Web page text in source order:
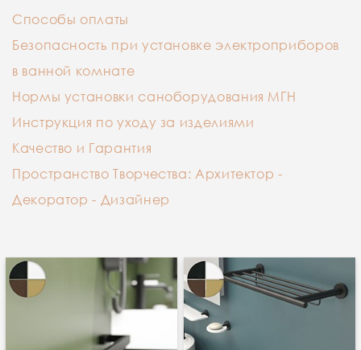
Способы оплаты
Безопасность при установке электроприборов
в ванной комнате
Нормы установки саноборудования МГН
Инструкция по уходу за изделиями
Качество и Гарантия
Пространство Творчества: Архитектор -
Декоратор - Дизайнер